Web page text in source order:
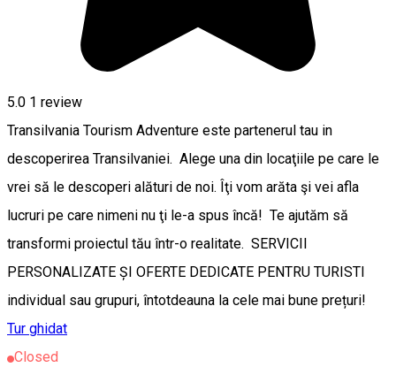
5.0 1 review
Transilvania Tourism Adventure este partenerul tau in
descoperirea Transilvaniei. Alege una din locaţiile pe care le
vrei să le descoperi alături de noi. Îţi vom arăta şi vei afla
lucruri pe care nimeni nu ţi le-a spus încă! Te ajutăm să
transformi proiectul tău într-o realitate. SERVICII
PERSONALIZATE ȘI OFERTE DEDICATE PENTRU TURISTI
individual sau grupuri, întotdeauna la cele mai bune prețuri!
Tur ghidat
Closed